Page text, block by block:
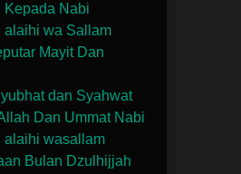
Kepada Nabi
alaihi wa Sallam
Mayit Dan
dan Syahwat
Dan Ummat Nabi
alaihi wasallam
Bulan Dzulhijjah